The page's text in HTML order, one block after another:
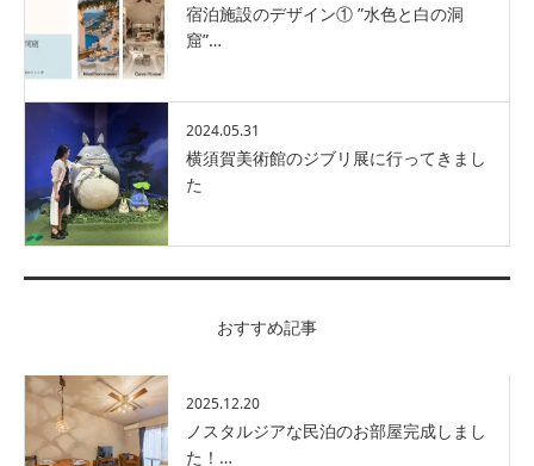
宿泊施設のデザイン① ”水色と白の洞
窟”…
2024.05.31
横須賀美術館のジブリ展に行ってきまし
た
おすすめ記事
2025.12.20
ノスタルジアな民泊のお部屋完成しまし
た！…